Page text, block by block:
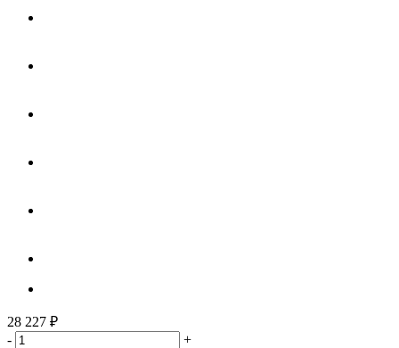
28 227 ₽
-
+